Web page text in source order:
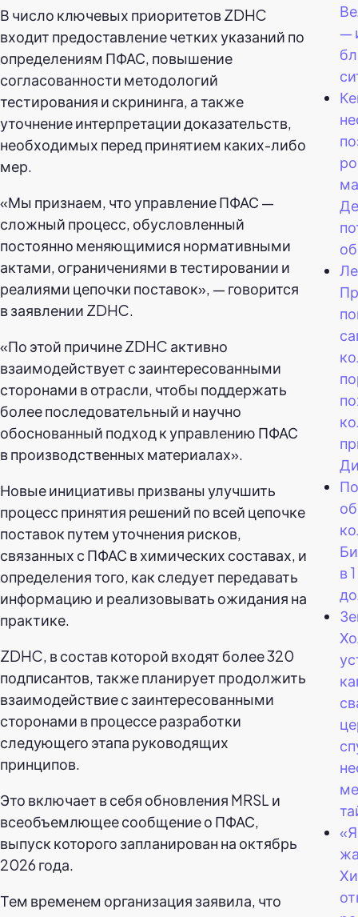
В число ключевых приоритетов ZDHC
входит предоставление четких указаний по
определениям ПФАС, повышение
согласованности методологий
тестирования и скрининга, а также
уточнение интерпретации доказательств,
необходимых перед принятием каких-либо
мер.
«Мы признаем, что управление ПФАС —
сложный процесс, обусловленный
постоянно меняющимися нормативными
актами, ограничениями в тестировании и
реалиями цепочки поставок», — говорится
в заявлении ZDHC.
«По этой причине ZDHC активно
взаимодействует с заинтересованными
сторонами в отрасли, чтобы поддержать
более последовательный и научно
обоснованный подход к управлению ПФАС
в производственных материалах».
Новые инициативы призваны улучшить
процесс принятия решений по всей цепочке
поставок путем уточнения рисков,
связанных с ПФАС в химических составах, и
определения того, как следует передавать
информацию и реализовывать ожидания на
практике.
ZDHC, в состав которой входят более 320
подписантов, также планирует продолжить
взаимодействие с заинтересованными
сторонами в процессе разработки
следующего этапа руководящих
принципов.
Это включает в себя обновления MRSL и
всеобъемлющее сообщение о ПФАС,
выпуск которого запланирован на октябрь
2026 года.
Тем временем организация заявила, что
—
в